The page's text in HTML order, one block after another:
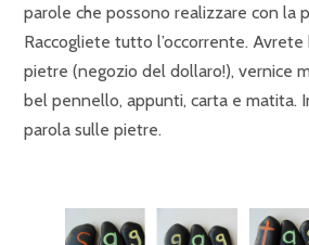
parole che possono realizzare con la
Raccogliete tutto l’occorrente. Avrete
pietre (negozio del dollaro!), vernice
bel pennello, appunti, carta e matita.
parola sulle pietre.